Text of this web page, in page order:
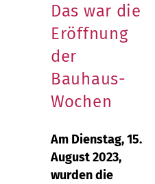
Das war die
Eröffnung
der
Bauhaus-
Wochen
Am Dienstag, 15.
August 2023,
wurden die